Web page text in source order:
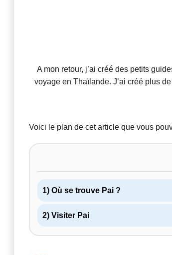
A mon retour, j’ai créé des petits
voyage en Thaïlande. J’ai créé plus
Voici le plan de cet article que vous
1) Où se trouve Pai ?
2) Visiter Pai